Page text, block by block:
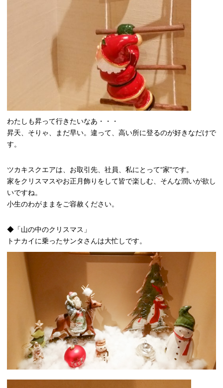
わたしも昇って行きたいなあ・・・
昇天、そりゃ、まだ早い。違って、高い所に登るのが好きなだけで
す。
ツカキスクエアは、お取引先、社員、私にとって“家”です。
家をクリスマスやお正月飾りをして皆で楽しむ、そんな潤いが欲し
いですね。
小生のわがままをご容赦ください。
◆「山の中のクリスマス」
トナカイに乗ったサンタさんは大忙しです。